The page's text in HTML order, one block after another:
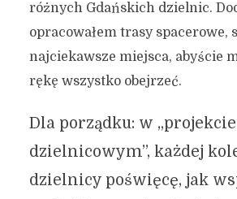
różnych Gdańskich dzielnic.
opracowałem trasy spacerowe,
najciekawsze miejsca, abyście
rękę wszystko obejrzeć.
Dla porządku: w „projekcie
dzielnicowym”, każdej
dzielnicy poświęcę, jak